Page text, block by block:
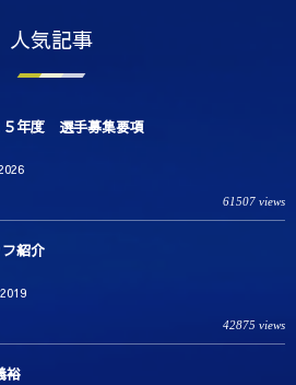
人気記事
５年度 選手募集要項
61507 views
紹介
42875 views
裕